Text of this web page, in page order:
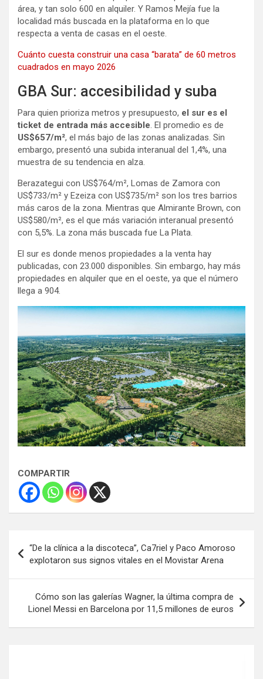
área, y tan solo 600 en alquiler. Y Ramos Mejía fue la
localidad más buscada en la plataforma en lo que
respecta a venta de casas en el oeste.
Cuánto cuesta construir una casa “barata” de 60 metros
cuadrados en mayo 2026
GBA Sur: accesibilidad y suba
Para quien prioriza metros y presupuesto, el sur es el
ticket de entrada más accesible . El promedio es de
US$657/m², el más bajo de las zonas analizadas. Sin
embargo, presentó una subida interanual del 1,4%, una
muestra de su tendencia en alza.
Berazategui con US$764/m², Lomas de Zamora con
US$733/m² y Ezeiza con US$735/m² son los tres barrios
más caros de la zona. Mientras que Almirante Brown, con
US$580/m², es el que más variación interanual presentó
con 5,5%. La zona más buscada fue La Plata.
El sur es donde menos propiedades a la venta hay
publicadas, con 23.000 disponibles. Sin embargo, hay más
propiedades en alquiler que en el oeste, ya que el número
llega a 904.
COMPARTIR
de
entradas
“De la clínica a la discoteca”, Ca7riel y Paco Amoroso
explotaron sus signos vitales en el Movistar Arena
Cómo son las galerías Wagner, la última compra de
Lionel Messi en Barcelona por 11,5 millones de euros